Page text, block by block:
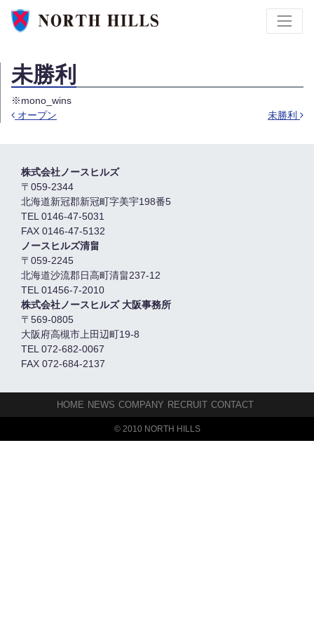
未勝利
※mono_wins
オープン 未勝利
株式会社ノースヒルズ
〒059-2344
北海道新冠郡新冠町字美宇198番5
TEL 0146-47-5031
FAX 0146-47-5132
ノースヒルズ清畠
〒059-2245
北海道沙流郡日高町清畠237-12
TEL 01456-7-2010
株式会社ノースヒルズ 大阪事務所
〒569-0805
大阪府高槻市上田辺町19-8
TEL 072-682-0067
FAX 072-684-2137
HOME NEWS COMPANY RECRUIT CONTACT
© 2010 NORTH HILLS